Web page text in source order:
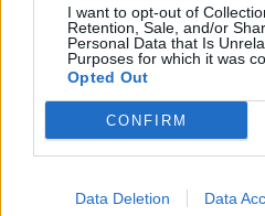
I want to opt-out of
Retention, Sale, and/or
Personal Data that Is
Purposes for which it was
Opted Out
CONFIRM
Data Deletion Data
των
07/08/26|
Μετρό
07/08/26